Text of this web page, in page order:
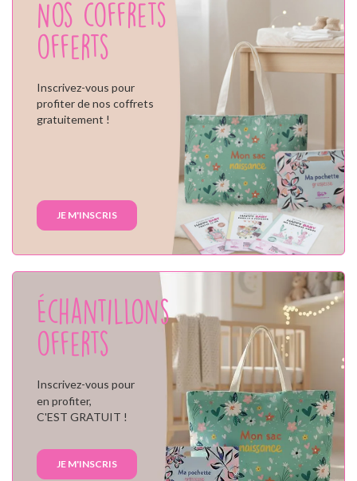
Nos coffrets
offerts
Inscrivez-vous pour
profiter de nos coffrets
gratuitement !
JE M'INSCRIS
Échantillons
offerts
Inscrivez-vous pour
en profiter,
C'EST GRATUIT !
JE M'INSCRIS